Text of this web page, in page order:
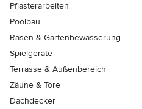
Pflasterarbeiten
Poolbau
Rasen & Gartenbewässerung
Spielgeräte
Terrasse & Außenbereich
Zäune & Tore
Dachdecker